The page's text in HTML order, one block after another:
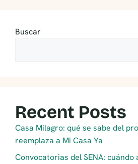
Buscar
Recent Posts
Casa Milagro: qué se sabe del
reemplaza a Mi Casa Ya
Convocatorias del SENA: cuándo